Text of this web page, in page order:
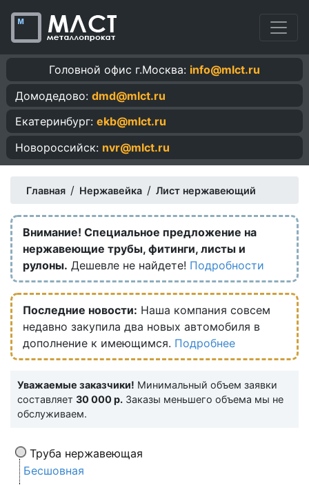
Головной офис г.Москва: info@mlct.ru
Домодедово: dmd@mlct.ru
Екатеринбург: ekb@mlct.ru
Новороссийск: nvr@mlct.ru
Главная / Нержавейка / Лист нержавеющий
Внимание! Специальное предложение на
нержавеющие трубы, фитинги, листы и
рулоны. Дешевле не найдете! Подробности
Последние новости: Наша компания совсем
недавно закупила два новых автомобиля в
дополнение к имеющимся. Подробнее
Уважаемые заказчики! Минимальный объем заявки
составляет 30 000 р. Заказы меньшего объема мы не
обслуживаем.
Труба нержавеющая
Бесшовная